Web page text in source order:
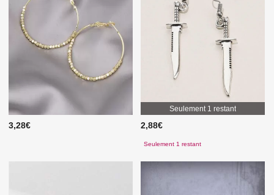
3,28€
Seulement 1 restant
2,88€
Seulement 1 restant